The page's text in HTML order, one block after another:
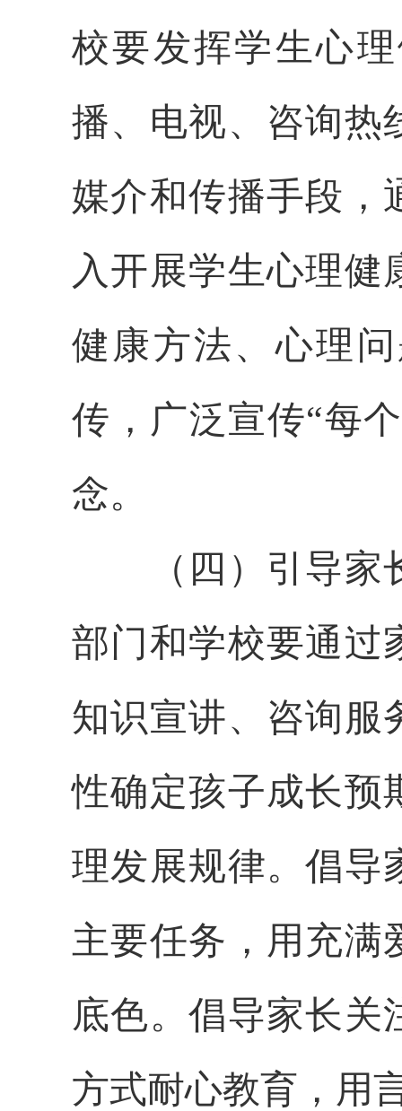
校要发挥学生心
播、电视、咨询热
媒介和传播手段，
入开展学生心理
健康方法、心理
传，广泛宣传“每
念。
（四）引导家长
部门和学校要通过
知识宣讲、咨询服
性确定孩子成长预
理发展规律。倡导
主要任务，用充满
底色。倡导家长关
方式耐心教育，用